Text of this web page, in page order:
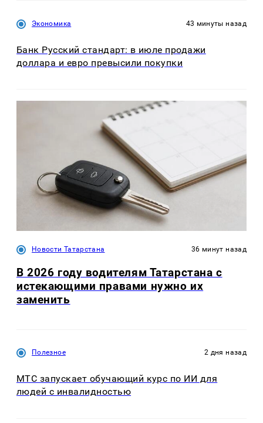
Экономика 43 минуты назад
Банк Русский стандарт: в июле продажи
доллара и евро превысили покупки
Новости Татарстана 36 минут назад
В 2026 году водителям Татарстана с
истекающими правами нужно их
заменить
Полезное 2 дня назад
МТС запускает обучающий курс по ИИ для
людей с инвалидностью